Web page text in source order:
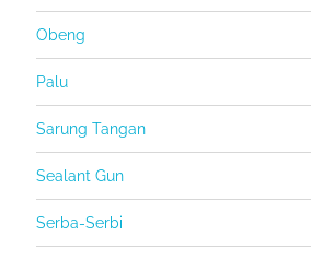
Obeng
Palu
Sarung Tangan
Sealant Gun
Serba-Serbi